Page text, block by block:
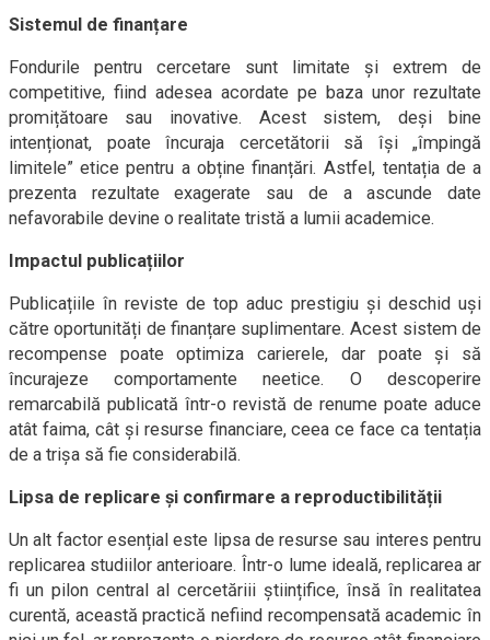
Sistemul de finanțare
Fondurile pentru cercetare sunt limitate și extrem de
competitive, fiind adesea acordate pe baza unor rezultate
promițătoare sau inovative. Acest sistem, deși bine
intenționat, poate încuraja cercetătorii să își „împingă
limitele” etice pentru a obține finanțări. Astfel, tentația de a
prezenta rezultate exagerate sau de a ascunde date
nefavorabile devine o realitate tristă a lumii academice.
Impactul publicațiilor
Publicațiile în reviste de top aduc prestigiu și deschid uși
către oportunități de finanțare suplimentare. Acest sistem de
recompense poate optimiza carierele, dar poate și să
încurajeze comportamente neetice. O descoperire
remarcabilă publicată într-o revistă de renume poate aduce
atât faima, cât și resurse financiare, ceea ce face ca tentația
de a trișa să fie considerabilă.
Lipsa de replicare și confirmare a reproductibilității
Un alt factor esențial este lipsa de resurse sau interes pentru
replicarea studiilor anterioare. Într-o lume ideală, replicarea ar
fi un pilon central al cercetăriii științifice, însă în realitatea
curentă, această practică nefiind recompensată academic în